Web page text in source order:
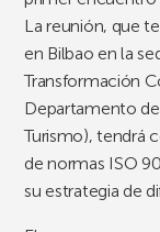
La reunión, que
en Bilbao en la
Transformación
Departamento
Turismo), tendrá
de normas ISO
su estrategia de